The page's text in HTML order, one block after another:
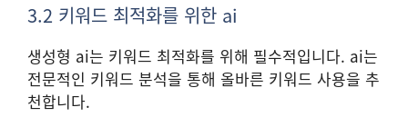
3.2 키워드 최적화를 위한 ai
생성형 ai는 키워드 최적화를 위해 필수적입니다. ai는
전문적인 키워드 분석을 통해 올바른 키워드 사용을 추
천합니다.